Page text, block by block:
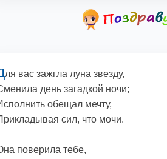
ля вас зажгла луна звезду,
день загадкой ночи;
обещал мечту,
сил, что мочи.
поверила тебе,